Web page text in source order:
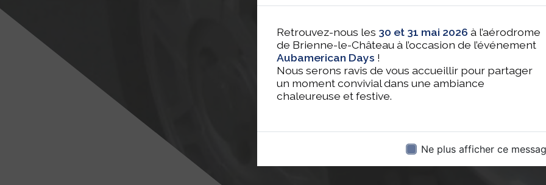
Retrouvez-nous les 30 et 31 mai 2026 à l’aérodrome
de Brienne-le-Château à l’occasion de l’événement
Aubamerican Days !
Nous serons ravis de vous accueillir pour partager
un moment convivial dans une ambiance
chaleureuse et festive.
Ne plus afficher ce